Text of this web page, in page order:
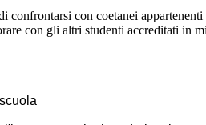
confrontarsi con coetanei
con gli altri studenti accreditati in